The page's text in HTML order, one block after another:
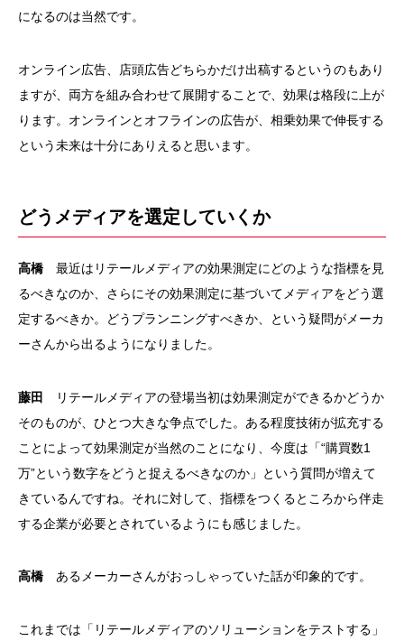
になるのは当然です。
オンライン広告、店頭広告どちらかだけ出稿するというのもあり
ますが、両方を組み合わせて展開することで、効果は格段に上が
ります。オンラインとオフラインの広告が、相乗効果で伸長する
という未来は十分にありえると思います。
どうメディアを選定していくか
高橋 最近はリテールメディアの効果測定にどのような指標を見
るべきなのか、さらにその効果測定に基づいてメディアをどう選
定するべきか。どうプランニングすべきか、という疑問がメーカ
ーさんから出るようになりました。
藤田 リテールメディアの登場当初は効果測定ができるかどうか
そのものが、ひとつ大きな争点でした。ある程度技術が拡充する
ことによって効果測定が当然のことになり、今度は「“購買数1
万”という数字をどうと捉えるべきなのか」という質問が増えて
きているんですね。それに対して、指標をつくるところから伴走
する企業が必要とされているようにも感じました。
高橋 あるメーカーさんがおっしゃっていた話が印象的です。
これまでは「リテールメディアのソリューションをテストする」